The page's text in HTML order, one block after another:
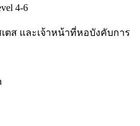
4-6
ส และเจ้าหน้าที่หอบังคับการ